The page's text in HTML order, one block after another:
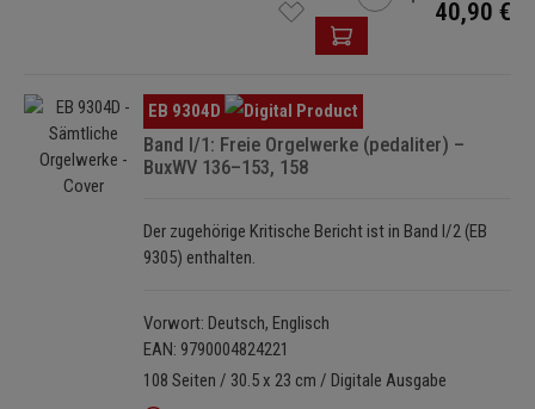
40,90 €
Bildergalerie überspringen
EB 9304D
Band I/1: Freie Orgelwerke (pedaliter) –
BuxWV 136–153, 158
Der zugehörige Kritische Bericht ist in Band I/2 (EB
9305) enthalten.
Vorwort: Deutsch, Englisch
EAN: 9790004824221
108 Seiten / 30.5 x 23 cm / Digitale Ausgabe